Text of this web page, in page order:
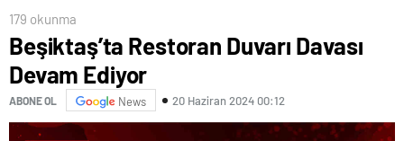
179 okunma
Beşiktaş’ta Restoran Duvarı Davası
Devam Ediyor
ABONE OL News 20 Haziran 2024 00:12